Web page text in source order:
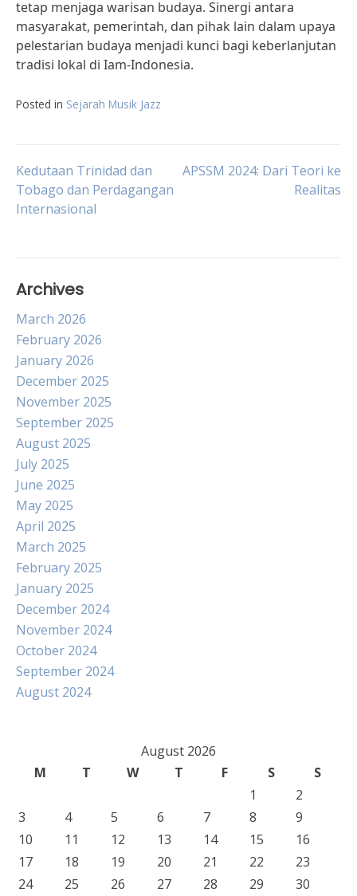
tetap menjaga warisan budaya. Sinergi antara
masyarakat, pemerintah, dan pihak lain dalam upaya
pelestarian budaya menjadi kunci bagi keberlanjutan
tradisi lokal di Iam-Indonesia.
Posted in Sejarah Musik Jazz
Post
navigation
Kedutaan Trinidad dan
Tobago dan Perdagangan
Internasional
APSSM 2024: Dari Teori ke
Realitas
Archives
March 2026
February 2026
January 2026
December 2025
November 2025
September 2025
August 2025
July 2025
June 2025
May 2025
April 2025
March 2025
February 2025
January 2025
December 2024
November 2024
October 2024
September 2024
August 2024
August 2026
M
T W T F S
S
1
2
3
4 5 6 7 8
9
10
11 12 13 14 15
16
17
18 19 20 21 22
23
24
25 26 27 28 29
30